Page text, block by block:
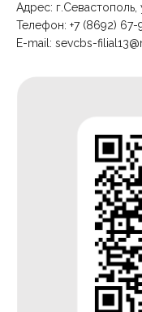
Адрес: г.Севастополь,
Телефон: +7 (8692) 67-
E-mail: sevcbs-